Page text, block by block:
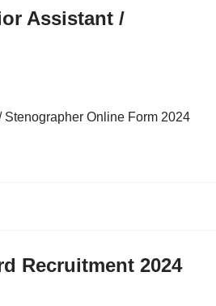
Assistant /
Stenographer Online Form 2024
Recruitment 2024